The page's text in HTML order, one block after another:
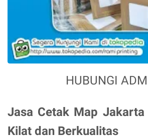
HUBUNGI
Jasa Cetak Map
Kilat dan Berkualitas